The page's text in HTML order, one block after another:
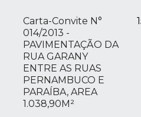
Carta-Convite N°
014/2013 -
PAVIMENTAÇÃO DA
RUA GARANY
ENTRE AS RUAS
PERNAMBUCO E
PARAÍBA, AREA
1.038,90M²